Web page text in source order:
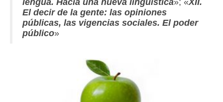
lengua. Hacia una nueva lingüística»; «XII.
El decir de la gente: las opiniones
públicas, las vigencias sociales. El poder
público»